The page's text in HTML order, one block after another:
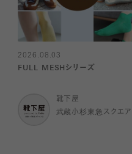
2026.08.03
FULL MESHシリーズ
靴下屋
武蔵小杉東急スクエア